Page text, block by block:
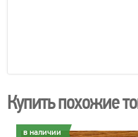
Купить похожие
в наличии